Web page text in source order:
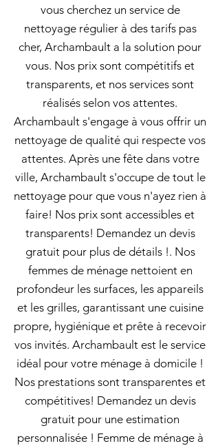
vous cherchez un service de
nettoyage régulier à des tarifs pas
cher, Archambault a la solution pour
vous. Nos prix sont compétitifs et
transparents, et nos services sont
réalisés selon vos attentes.
Archambault s'engage à vous offrir un
nettoyage de qualité qui respecte vos
attentes. Après une fête dans votre
ville, Archambault s'occupe de tout le
nettoyage pour que vous n'ayez rien à
faire! Nos prix sont accessibles et
transparents! Demandez un devis
gratuit pour plus de détails !. Nos
femmes de ménage nettoient en
profondeur les surfaces, les appareils
et les grilles, garantissant une cuisine
propre, hygiénique et prête à recevoir
vos invités. Archambault est le service
idéal pour votre ménage à domicile !
Nos prestations sont transparentes et
compétitives! Demandez un devis
gratuit pour une estimation
personnalisée ! Femme de ménage à